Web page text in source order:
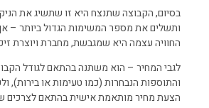
בסיום, הקבוצה שתנצח היא זו שתשיג את
ותשלים את מספר המשימות הגדול ביותר –
החוויה עצמה היא שמגבשת, מחברת ויוצרת
לגבי המחיר – הוא משתנה בהתאם לגודל
והתוספות הנבחרות (כמו טעימות או בירות),
הצעת מחיר מותאמת אישית בהתאם לצרכים